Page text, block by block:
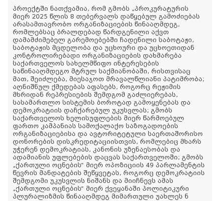
პროექტში ნათქვამია, რომ გმობს „პროკურატურის
მიერ 2025 წლის 8 თებერვალს დაწყებულ გამოძიებას
არასამთავრობო ორგანიზაციების წინააღმდეგ,
რომლებსაც ბრალდებად წარდგენილი აქვთ
დამამძიმებელ გარემოებებში ჩადენილი საბოტაჟი,
საბოტაჟის მცდელობა და უცხოური და უცხოეთიდან
კონტროლირებადი ორგანიზაციების დახმარება
საქართველოს სახელმწიფო ინტერესების
საწინააღმდეგო მტრულ საქმიანობაში, რისთვისაც
მათ, შეიძლება, მიესაჯოთ მრავალწლიანი პატიმრობა;
აღნიშნულ ქმედებას აფასებს, როგორც რეჟიმის
მხრიდან რეპრესიების შემდგომ გაძლიერებას,
სასამართლო სისტემის ბოროტად გამოყენებას და
დემოკრატიის დაჩქარებულ უკუსვლას; გმობს
საქართველოს ხელისუფლების მიერ წარმოებულ
ფართო კამპანიას სამოქალაქო საზოგადოების
ორგანიზაციებისა და ავტორიტეტული საერთაშორისო
დონორების დისკრედიტაციისთვის, რომლებიც მხარს
უჭერენ დემოკრატიას, კანონის უზენაესობას და
ადამიანის უფლებების დაცვას საქართველოში; გმობს
„ქართული ოცნების“ მიერ ოპოზიციის 49 პარლამენტის
წევრის მანდატების შეწყვეტას, როგორც დემოკრატიის
შემდგომი უკუსვლის ნიშანს და მიიჩნევს ამას
„ქართული ოცნების“ მიერ ქვეყანაში პოლიტიკური
პლურალიზმის წინააღმდეგ მიმართული უახლეს ნ